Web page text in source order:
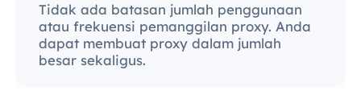
Tidak ada batasan jumlah penggunaan
atau frekuensi pemanggilan proxy. Anda
dapat membuat proxy dalam jumlah
besar sekaligus.